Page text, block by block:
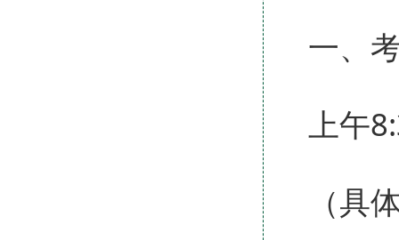
一、
上午
（具